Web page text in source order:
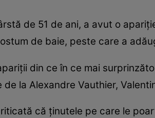
de 51 de ani, a avut o
de baie, peste care a
din ce în ce mai
de la Alexandre Vauthier,
că ţinutele pe care le